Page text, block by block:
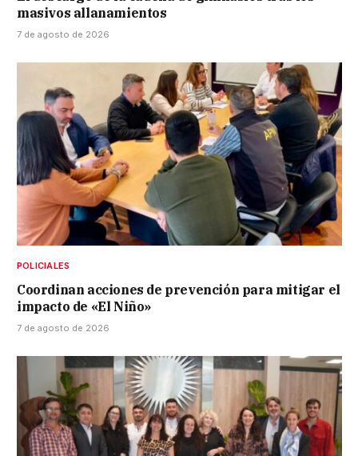
masivos allanamientos
7 de agosto de 2026
POLICIALES
Coordinan acciones de prevención para mitigar el
impacto de «El Niño»
7 de agosto de 2026